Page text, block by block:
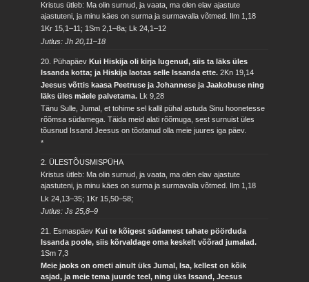
Kristus ütleb: Ma olin surnud, ja vaata, ma olen elav ajastute
ajastuteni, ja minu käes on surma ja surmavalla võtmed.
Ilm 1,18
1Kr 15,1–11; 1Sm 2,1–8a; Lk 24,1–12
Jutlus: Jh 20,11–18
20. PühapäevKui Hiskija oli kirja lugenud, siis ta läks üles
Issanda kotta; ja Hiskija laotas selle Issanda ette.2Kn 19,14
Jeesus võttis kaasa Peetruse ja Johannese ja Jaakobuse ning
läks üles mäele palvetama. Lk 9,28
Tänu Sulle, Jumal, et tohime sel kallil pühal astuda Sinu hoonetesse
rõõmsa südamega. Täida meid alati rõõmuga, sest surnuist üles
tõusnud Issand Jeesus on tõotanud olla meie juures iga päev.
*
2. ÜLESTÕUSMISPÜHA
Kristus ütleb: Ma olin surnud, ja vaata, ma olen elav ajastute
ajastuteni, ja minu käes on surma ja surmavalla võtmed.
Ilm 1,18
Lk 24,13–35; 1Kr 15,50–58;
Jutlus: Js 25,8–9
21. EsmaspäevKui te kõigest südamest tahate pöörduda
Issanda poole, siis kõrvaldage oma keskelt võõrad jumalad.
1Sm 7,3
Meie jaoks on ometi ainult üks Jumal, Isa, kellest on kõik
asjad, ja meie tema juurde teel, ning üks Issand, Jeesus